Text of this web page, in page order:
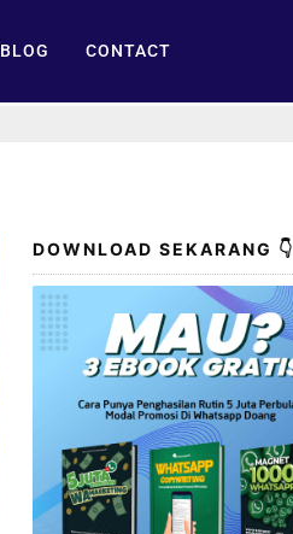
BLOG CONTACT
DOWNLOAD SEKARANG 👇